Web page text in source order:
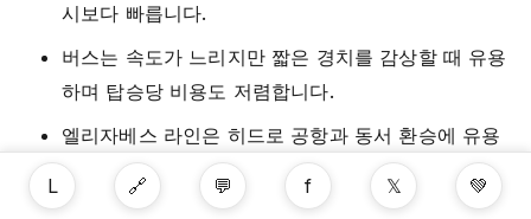
시보다 빠릅니다.
버스는 속도가 느리지만 짧은 경치를 감상할 때 유용
하며 탑승당 비용도 저렴합니다.
엘리자베스 라인은 히드로 공항과 동서 환승에 유용
합니다.
런던 중심부에서 운전을 피하세요. 혼잡한 요금, 주
L 🔗 💬 f 𝕏 💚